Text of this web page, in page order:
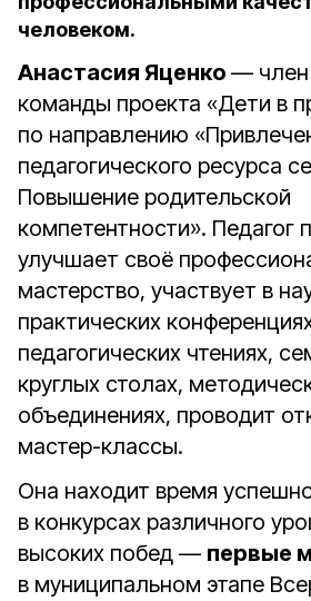
человеком.
Анастасия Яценко — член
команды проекта «Дети в
по направлению
педагогического ресурса
Повышение родительской
компетентности». Педагог
улучшает своё
мастерство, участвует в
практических
педагогических чтениях,
круглых столах,
объединениях, проводит
мастер-классы.
Она находит время
в конкурсах различного
высоких побед — первые
в муниципальном этапе